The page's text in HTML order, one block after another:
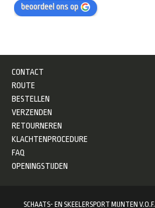
beoordeel ons op
CONTACT
ROUTE
BESTELLEN
VERZENDEN
RETOURNEREN
KLACHTENPROCEDURE
FAQ
OPENINGSTIJDEN
SCHAATS- EN SKEELERSPORT MIJNTEN V.O.F.